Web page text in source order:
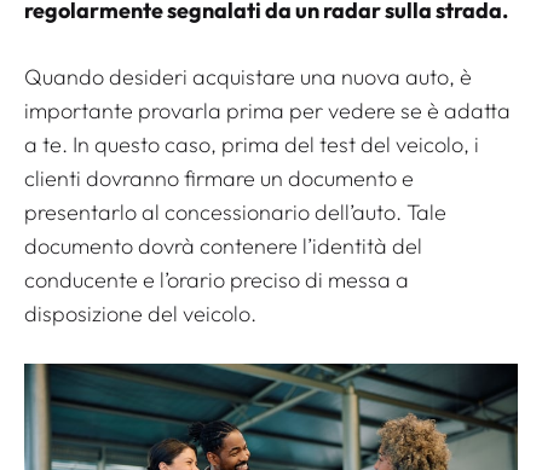
regolarmente segnalati da un radar sulla strada.
Quando desideri acquistare una nuova auto, è
importante provarla prima per vedere se è adatta
a te. In questo caso, prima del test del veicolo, i
clienti dovranno firmare un documento e
presentarlo al concessionario dell’auto. Tale
documento dovrà contenere l’identità del
conducente e l’orario preciso di messa a
disposizione del veicolo.